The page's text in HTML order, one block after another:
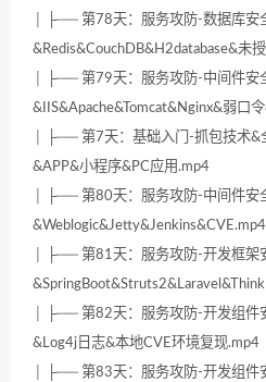
│ ├── 第78天：服务攻防-数据库安
&Redis&CouchDB&H2database&未
│ ├── 第79天：服务攻防-中间件安
&IIS&Apache&Tomcat&Nginx&弱口
│ ├── 第7天：基础入门-抓包技术&
&APP&小程序&PC应用.mp4
│ ├── 第80天：服务攻防-中间件安
&Weblogic&Jetty&Jenkins&CVE.mp4
│ ├── 第81天：服务攻防-开发框架
│ ├── 第82天：服务攻防-开发组件
&Log4j日志&本地CVE环境复现.mp4
│ ├── 第83天：服务攻防-开发组件